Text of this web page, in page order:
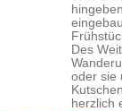
Des
oder sie
herzlich